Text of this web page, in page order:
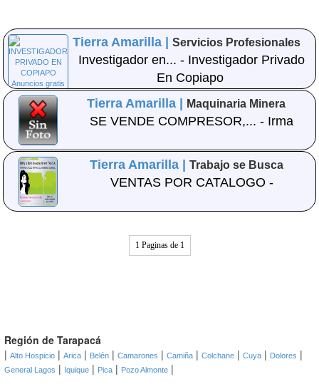
Tierra Amarilla | Servicios Profesionales
Investigador en... - Investigador Privado
En Copiapo
Tierra Amarilla |
Maquinaria Minera
SE VENDE COMPRESOR,... - Irma
Tierra Amarilla | Trabajo se Busca
VENTAS POR CATALOGO -
1 Paginas de 1
Región de Tarapacá
| Alto Hospicio | Arica | Belén | Camarones | Camiña | Colchane | Cuya | Dolores |
General Lagos | Iquique | Pica | Pozo Almonte |